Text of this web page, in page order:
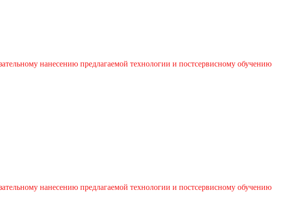
нанесению предлагаемой технологии и постсервисному обучению
нанесению предлагаемой технологии и постсервисному обучению